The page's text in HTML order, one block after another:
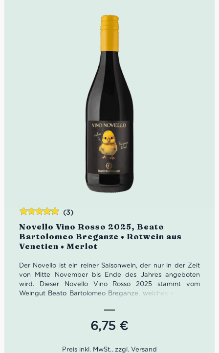
Novello Vino Rosso 2025, Beato
Bartolomeo Breganze • Rotwein aus
Venetien • Merlot
(3)
Der Novello ist ein reiner Saisonwein, der nur in der Zeit
von Mitte November bis Ende des Jahres angeboten
wird. Dieser Novello Vino Rosso 2025 stammt vom
Weingut Beato Bartolomeo Breganze, welches eines der
vom Novello bieten sie mehr als 68 Weine zum Verkauf
Die Eigenschaften vom
6,75 €
Bewertet
mit 5.00von
5